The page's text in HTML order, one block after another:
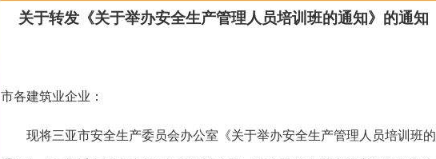
关于转发《关于举办安全生产管理人员培训班的通知》的通知
市各建筑业企业：
现将三亚市安全生产委员会办公室《关于举办安全生产管理人员培训班的